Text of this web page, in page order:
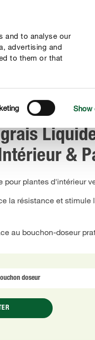
and to analyse our
advertising and
to them or that
Show
&
pour plantes d'intérieur
la résistance et stimule
au bouchon-doseur